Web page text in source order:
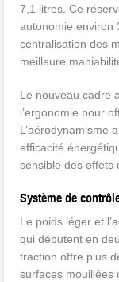
7,1 litres. Ce
autonomie environ
centralisation des
meilleure
Le nouveau cadre
l’ergonomie pour
L’aérodynamisme
efficacité
sensible des effets
Système de
Le poids léger et
qui débutent en
traction offre plus
surfaces mouillées